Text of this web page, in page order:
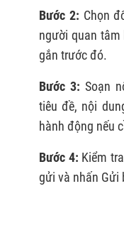
Bước 2: Chọn
người quan
gắn trước đó.
Bước 3: Soạn
tiêu đề, nội
hành động nếu
Bước 4: Kiểm
gửi và nhấn Gửi